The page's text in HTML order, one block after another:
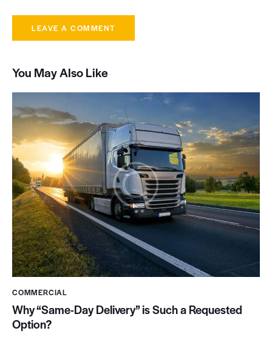
You May Also Like
COMMERCIAL
Why “Same-Day Delivery” is Such a Requested
Option?